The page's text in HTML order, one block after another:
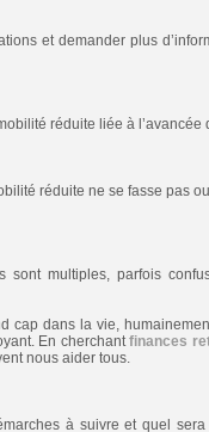
et demander plus
réduite liée à l’avancée
réduite ne se fasse pas
multiples, parfois
cap dans la vie,
En cherchantfinances
nous aider tous.
à suivre et quel sera